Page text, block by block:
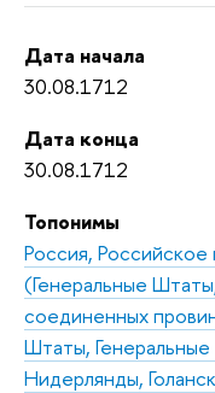
Дата начала
30.08.1712
Дата конца
30.08.1712
Топонимы
Россия, Российское
(Генеральные
соединенных
Штаты,
Нидерлянды,